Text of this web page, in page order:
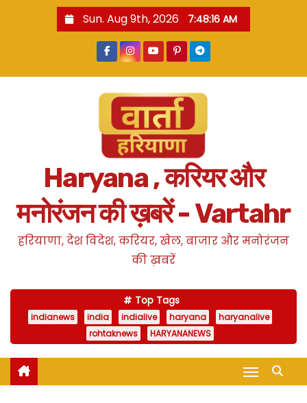
Sun. Aug 9th, 2026 7:48:17 AM
Haryana , करियर और
मनोरंजन की ख़बरें - Vartahr
हरियाणा, देश विदेश, करियर, खेल, बाजार और मनोरंजन
की ख़बरें
Top Tags
indianews india indialive haryana
haryanalive
rohtaknews
HARYANANEWS